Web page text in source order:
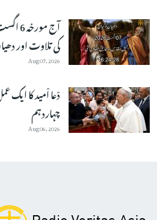
کی تلاوت اور
Aug 07, 2026
دْعا اْمید کا
چہاردہم
Aug 06, 2026